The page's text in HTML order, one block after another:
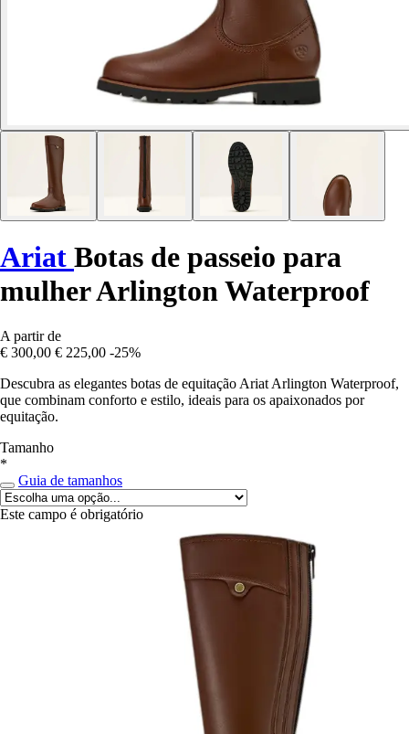
Ariat Botas de passeio para
mulher Arlington Waterproof
A partir de
€ 300,00 € 225,00 -25%
Descubra as elegantes botas de equitação Ariat Arlington Waterproof,
que combinam conforto e estilo, ideais para os apaixonados por
equitação.
Tamanho
*
Guia de tamanhos
Este campo é obrigatório